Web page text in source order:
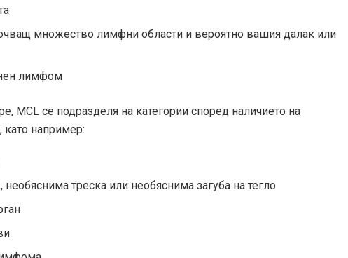
множество лимфни области и вероятно вашия далак или
лимфом
MCL се подразделя на категории според наличието на
като например:
треска или необяснима загуба на тегло